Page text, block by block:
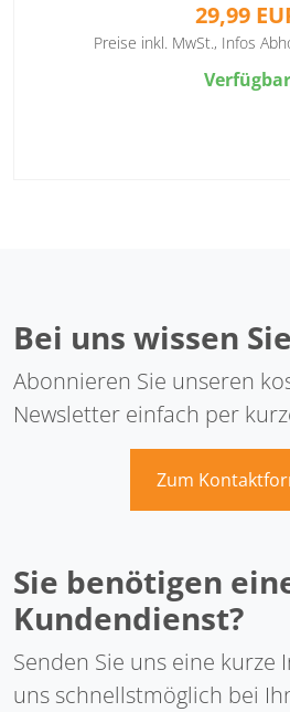
29,99
Preise inkl. MwSt., Infos
Verfügbar
Bei uns wissen
Abonnieren Sie unseren
Newsletter einfach per
Zum
Sie benötigen
Kundendienst?
Senden Sie uns eine kurze
uns schnellstmöglich bei